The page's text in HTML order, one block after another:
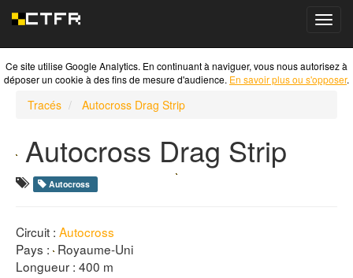
Ce site utilise Google Analytics. En continuant à naviguer, vous nous autorisez à
déposer un cookie à des fins de mesure d'audience. En savoir plus ou s'opposer.
Tracés Autocross Drag Strip
Autocross Drag Strip
Autocross
Circuit : Autocross
Pays : Royaume-Uni
Longueur : 400 m